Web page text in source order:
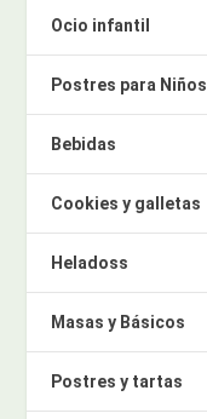
Ocio infantil
Postres para Niños
Bebidas
Cookies y galletas
Heladoss
Masas y Básicos
Postres y tartas